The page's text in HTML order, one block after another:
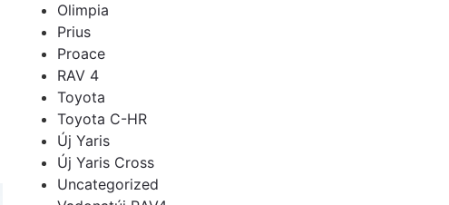
Olimpia
Prius
Proace
RAV 4
Toyota
Toyota C-HR
Új Yaris
Új Yaris Cross
Uncategorized